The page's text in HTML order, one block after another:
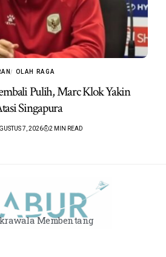
OLAH RAGA
Pulih, Marc Klok Yakin
Singapura
7, 2026 2 MIN READ
Membentang